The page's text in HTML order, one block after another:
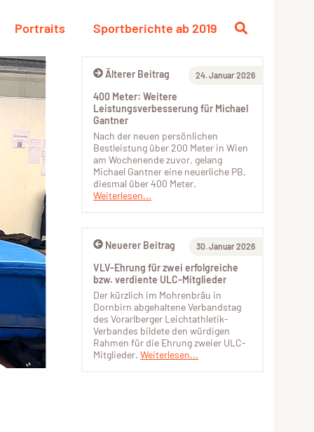
Portraits Sportberichte ab 2019
Älterer Beitrag 24. Januar 2026
400 Meter: Weitere
Leistungsverbesserung für Michael
Gantner
Nach der neuen persönlichen
Bestleistung über 200 Meter in Wien
am Wochenende zuvor, gelang
Michael Gantner eine neuerliche PB,
diesmal über 400 Meter.
Weiterlesen...
Neuerer Beitrag 30. Januar 2026
VLV-Ehrung für zwei erfolgreiche
bzw. verdiente ULC-Mitglieder
Der kürzlich im Mohrenbräu in
Dornbirn abgehaltene Verbandstag
des Vorarlberger Leichtathletik-
Verbandes bildete den würdigen
Rahmen für die Ehrung zweier ULC-
Mitglieder. Weiterlesen...